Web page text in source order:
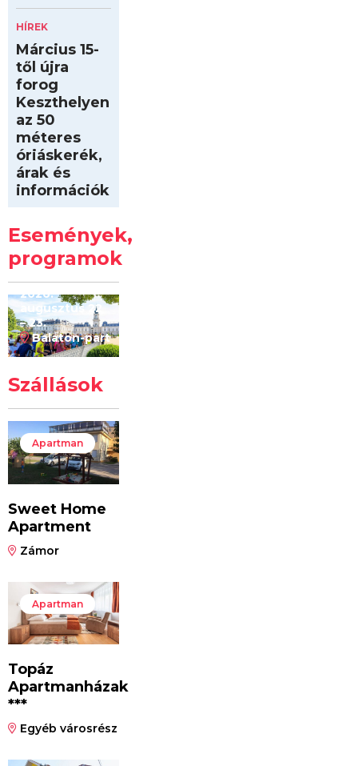
HÍREK
Március 15-
től újra
forog
Keszthelyen
az 50
méteres
óriáskerék,
árak és
információk
Események,
programok
Kilóméterek
2026
2026.
augusztus 22
– 23.
Balaton-part
Szállások
Apartman
Sweet Home
Apartment
Zámor
Apartman
Topáz
Apartmanházak
***
Egyéb városrész